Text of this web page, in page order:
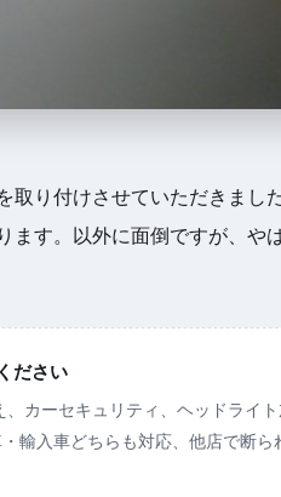
り付けさせていただきまし
ます。以外に面倒ですが、や
ださい
カーセキュリティ、ヘッドライ
輸入車どちらも対応、他店で断ら